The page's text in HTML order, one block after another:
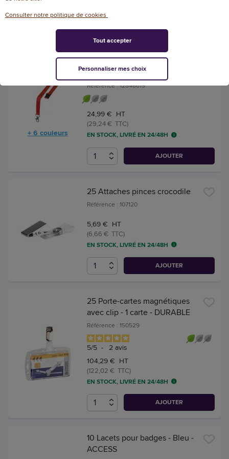
+ 6 couleurs
10 Tours de cou recyclés -
Avec mousqueton - Rouge -
Avery
Référence : 12848619
24,99 € HT
(29,24 € TTC)
EN STOCK, LIVRÉ EN 24/48H
AJOUTER
25 Attaches pinces crocodile
Référence : 107120
5,69 € HT
(6,66 € TTC)
EN STOCK, LIVRÉ EN 24/48H
AJOUTER
25 Porte-cartes magnétiques
avec clip - 1 carte - DURABLE
Référence : 150529
5/5 - 2 avis
104,29 € HT
(122,02 € TTC)
EN STOCK, LIVRÉ EN 24/48H
AJOUTER
10 Lacets pour badges - Bleu -
ACCESS
Consulter notre politique de cookies
Personnaliser mes choix
Tout accepter